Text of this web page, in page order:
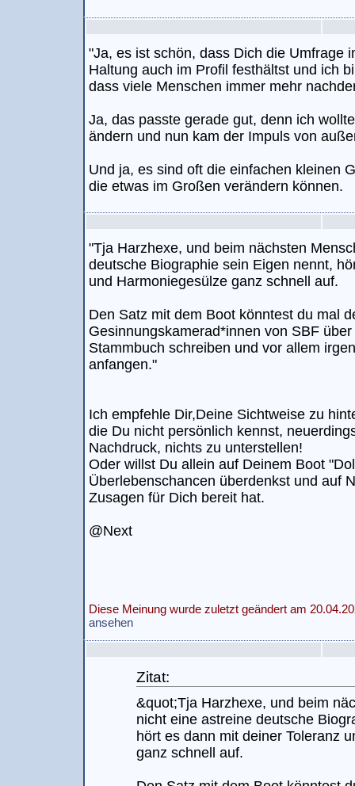
"Ja, es ist schön, dass Dich die Umfrage
Haltung auch im Profil festhältst und ich
dass viele Menschen immer mehr
Ja, das passte gerade gut, denn ich
ändern und nun kam der Impuls von
Und ja, es sind oft die einfachen kleinen
die etwas im Großen verändern können.
"Tja Harzhexe, und beim nächsten
deutsche Biographie sein Eigen nennt,
und Harmoniegesülze ganz schnell auf.
Den Satz mit dem Boot könntest du mal
Gesinnungskamerad*innen von SBF
Stammbuch schreiben und vor allem
anfangen."
Ich empfehle Dir,Deine Sichtweise zu
die Du nicht persönlich kennst,
Nachdruck, nichts zu unterstellen!
Oder willst Du allein auf Deinem Boot
Überlebenschancen überdenkst und auf
Zusagen für Dich bereit hat.
@Next
Diese Meinung wurde zuletzt geändert am
ansehen
Zitat:
&quot;Tja Harzhexe, und beim
nicht eine astreine deutsche
hört es dann mit deiner Toleranz
ganz schnell auf.